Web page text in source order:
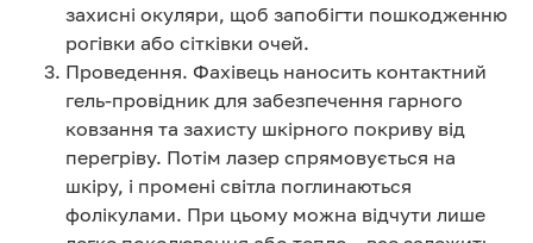
захисні окуляри, щоб запобігти пошкодженню
рогівки або сітківки очей.
Проведення. Фахівець наносить контактний
гель-провідник для забезпечення гарного
ковзання та захисту шкірного покриву від
перегріву. Потім лазер спрямовується на
шкіру, і промені світла поглинаються
фолікулами. При цьому можна відчути лише